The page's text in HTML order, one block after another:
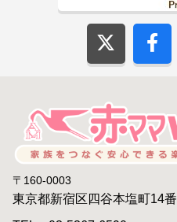
〒160-0003
東京都新宿区四谷本塩町14